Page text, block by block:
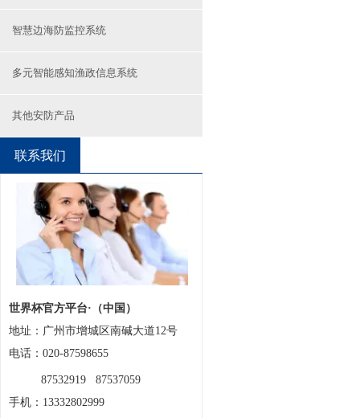
智慧边海防监控系统
多元智能感知渔政信息系统
其他安防产品
联系我们
世界杯官方平台·（中国）
地址： 广州市增城区南碱大道12号
电话：020-87598655
87532919 87537059
手机：13332802999